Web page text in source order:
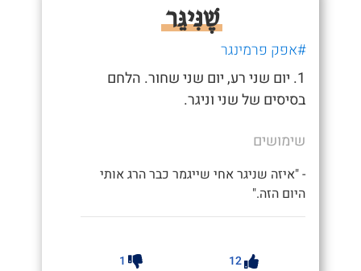
שֶׁנִּיגֵּר
#אפק פרמינגר
1. יום שני רע, יום שני שחור. הלחם
בסיסים של שני וניגר.
שימושים
- "איזה שניגר אחי שייגמר כבר הרג אותי
היום הזה."
12
1